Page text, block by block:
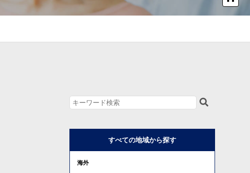
すべての地域から探す
海外